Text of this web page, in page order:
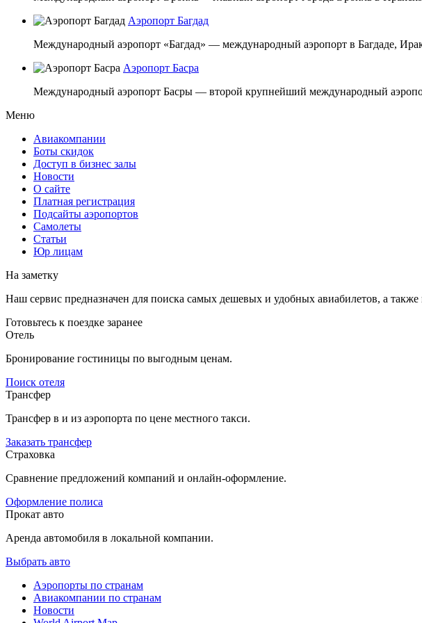
Аэропорт Багдад
Международный аэропорт «Багдад» — международный аэропорт в Багдаде,
Аэропорт Басра
Международный аэропорт Басры — второй крупнейший международный
Меню
Авиакомпании
Боты скидок
Доступ в бизнес залы
Новости
О сайте
Платная регистрация
Подсайты аэропортов
Самолеты
Статьи
Юр лицам
На заметку
Наш сервис предназначен для поиска самых дешевых и удобных авиабилетов, а
Готовьтесь к поездке заранее
Отель
Бронирование гостиницы по выгодным ценам.
Поиск отеля
Трансфер
Трансфер в и из аэропорта по цене местного такси.
Заказать трансфер
Страховка
Сравнение предложений компаний и онлайн-оформление.
Оформление полиса
Прокат авто
Аренда автомобиля в локальной компании.
Выбрать авто
Аэропорты по странам
Авиакомпании по странам
Новости